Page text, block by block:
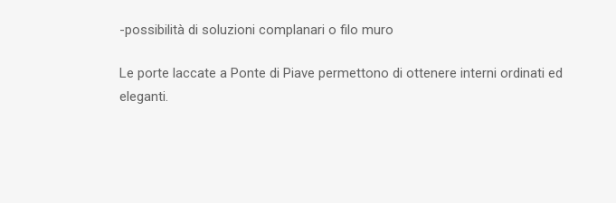
-possibilità di soluzioni complanari o filo muro
Le porte laccate a Ponte di Piave permettono di ottenere interni ordinati ed
eleganti.